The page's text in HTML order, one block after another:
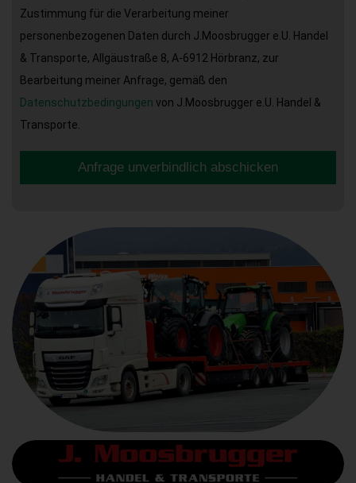
Zustimmung für die Verarbeitung meiner
personenbezogenen Daten durch J.Moosbrugger e.U. Handel
& Transporte, Allgäustraße 8, A-6912 Hörbranz, zur
Bearbeitung meiner Anfrage, gemäß den
Datenschutzbedingungen von J.Moosbrugger e.U. Handel &
Transporte.
Anfrage unverbindlich abschicken